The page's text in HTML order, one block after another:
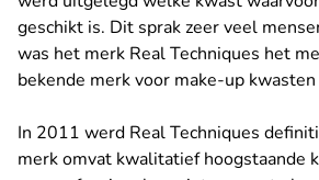
geschikt is. Dit sprak zeer veel
was het merk Real Techniques het
bekende merk voor make-up kwasten
In 2011 werd Real Techniques
merk omvat kwalitatief hoogstaande